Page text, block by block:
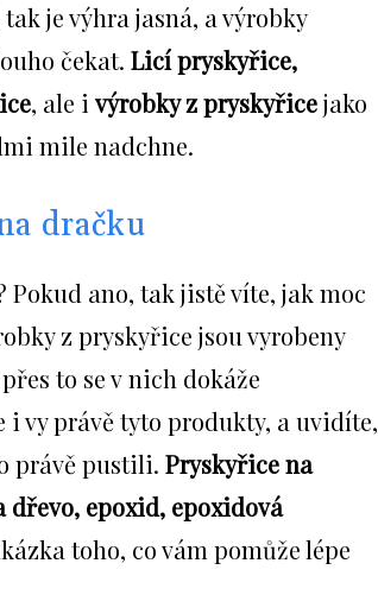
je výhra jasná, a výrobky
čekat. Licí pryskyřice,
, ale i výrobky z pryskyřicejako
mile nadchne.
dračku
ano, tak jistě víte, jak moc
z pryskyřice jsou vyrobeny
to se v nich dokáže
i vy právě tyto produkty, a uvidíte,
právě pustili. Pryskyřice na
epoxid, epoxidová
toho, co vám pomůže lépe